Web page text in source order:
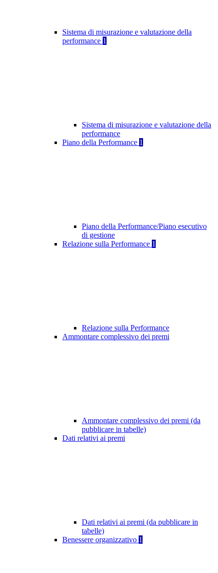
Sistema di misurazione e valutazione della
performance 1
Sistema di misurazione e valutazione della
performance
Piano della Performance 1
Piano della Performance/Piano esecutivo
di gestione
Relazione sulla Performance 1
Relazione sulla Performance
Ammontare complessivo dei premi
Ammontare complessivo dei premi (da
pubblicare in tabelle)
Dati relativi ai premi
Dati relativi ai premi (da pubblicare in
tabelle)
Benessere organizzativo 1